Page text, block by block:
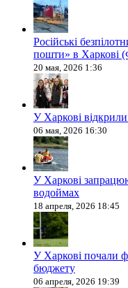
Російські
пошти» в
20 мая, 2026 1:36
У Харкові
06 мая, 2026 16:30
У Харкові
водоймах
18 апреля, 2026 18:45
У Харкові почали
бюджету
06 апреля, 2026 19:39